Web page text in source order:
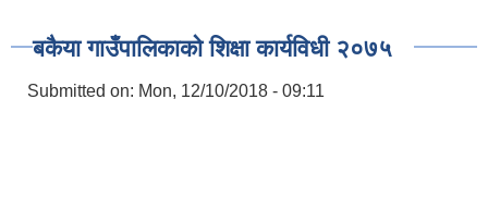
बकैया गाउँपालिकाको शिक्षा कार्यविधी २०७५
Submitted on: Mon, 12/10/2018 - 09:11